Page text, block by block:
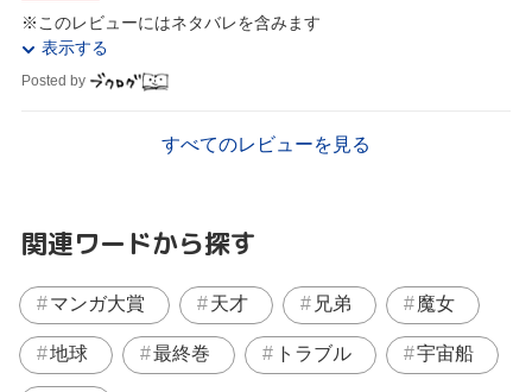
※このレビューにはネタバレを含みます
表示する
Posted by
すべてのレビューを見る
関連ワードから探す
マンガ大賞 天才 兄弟 魔女
地球 最終巻 トラブル 宇宙船